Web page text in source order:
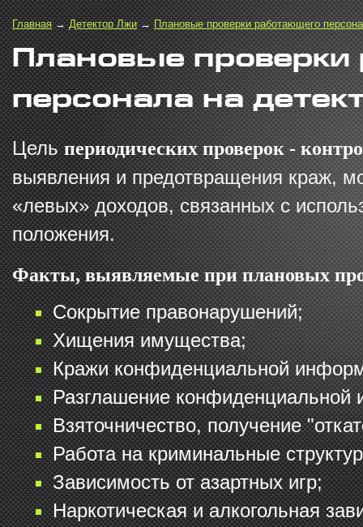
Главная→Детектор Лжи→Плановые проверки работающего
Плановые
персонала на
Цельпериодических проверок -
выявления и предотвращения краж,
«левых» доходов, связанных с
положения.
Факты, выявляемые при плановых
Сокрытие правонарушений;
Хищения имущества;
Кражи конфиденциальной
Разглашение конфиденциальной
Взяточничество, получение
Работа на криминальные
Зависимость от азартных игр;
Наркотическая и алкогольная